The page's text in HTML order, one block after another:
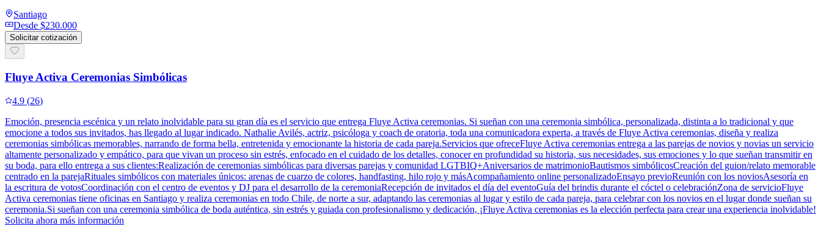
Santiago
Desde $230.000
Solicitar cotización
Fluye Activa Ceremonias Simbólicas
4.9 (26)
Emoción, presencia escénica y un relato inolvidable para su gran día es el servicio que entrega Fluye Activa ceremonias. Si sueñan con una ceremonia simbólica, personalizada, distinta a lo tradicional y que
emocione a todos sus invitados, has llegado al lugar indicado. Nathalie Avilés, actriz, psicóloga y coach de oratoria, toda una comunicadora experta, a través de Fluye Activa ceremonias, diseña y realiza
ceremonias simbólicas memorables, narrando de forma bella, entretenida y emocionante la historia de cada pareja.Servicios que ofreceFluye Activa ceremonias entrega a las parejas de novios y novias un servicio
altamente personalizado y empático, para que vivan un proceso sin estrés, enfocado en el cuidado de los detalles, conocer en profundidad su historia, sus necesidades, sus emociones y lo que sueñan transmitir en
su boda, para ello entrega a sus clientes:Realización de ceremonias simbólicas para diversas parejas y comunidad LGTBIQ+Aniversarios de matrimonioBautismos simbólicosCreación del guion/relato memorable
centrado en la parejaRituales simbólicos con materiales únicos: arenas de cuarzo de colores, handfasting, hilo rojo y másAcompañamiento online personalizadoEnsayo previoReunión con los noviosAsesoría en
la escritura de votosCoordinación con el centro de eventos y DJ para el desarrollo de la ceremoniaRecepción de invitados el día del eventoGuía del brindis durante el cóctel o celebraciónZona de servicioFluye
Activa ceremonias tiene oficinas en Santiago y realiza ceremonias en todo Chile, de norte a sur, adaptando las ceremonias al lugar y estilo de cada pareja, para celebrar con los novios en el lugar donde sueñan su
ceremonia.Si sueñan con una ceremonia simbólica de boda auténtica, sin estrés y guiada con profesionalismo y dedicación, ¡Fluye Activa ceremonias es la elección perfecta para crear una experiencia inolvidable!
Solicita ahora más información